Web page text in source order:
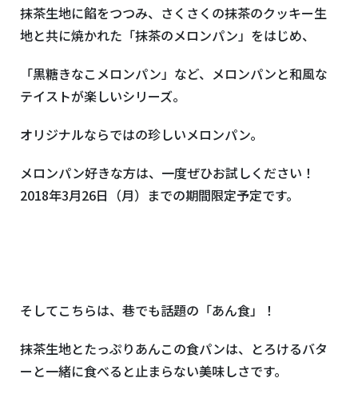
抹茶生地に餡をつつみ、さくさくの抹茶のクッキー生
地と共に焼かれた「抹茶のメロンパン」をはじめ、
「黒糖きなこメロンパン」など、メロンパンと和風な
テイストが楽しいシリーズ。
オリジナルならではの珍しいメロンパン。
メロンパン好きな方は、一度ぜひお試しください！
2018年3月26日（月）までの期間限定予定です。
そしてこちらは、巷でも話題の「あん食」！
抹茶生地とたっぷりあんこの食パンは、とろけるバタ
ーと一緒に食べると止まらない美味しさです。